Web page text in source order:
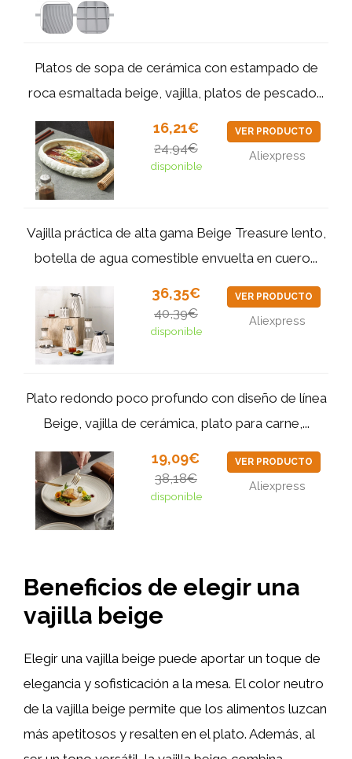
Platos de sopa de cerámica con estampado de
roca esmaltada beige, vajilla, platos de pescado...
16,21€
24,94€
disponible
VER PRODUCTO
Aliexpress
Vajilla práctica de alta gama Beige Treasure lento,
botella de agua comestible envuelta en cuero...
36,35€
40,39€
disponible
VER PRODUCTO
Aliexpress
Plato redondo poco profundo con diseño de línea
Beige, vajilla de cerámica, plato para carne,...
19,09€
38,18€
disponible
VER PRODUCTO
Aliexpress
Beneficios de elegir una
vajilla beige
Elegir una vajilla beige puede aportar un toque de
elegancia y sofisticación a la mesa. El color neutro
de la vajilla beige permite que los alimentos luzcan
más apetitosos y resalten en el plato. Además, al